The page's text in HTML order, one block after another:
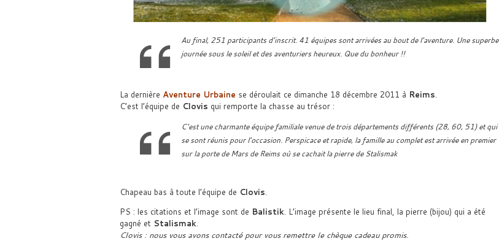
Au final, 251 participants d’inscrit. 41 équipes sont arrivées au bout de l’aventure. Une superbe
journée sous le soleil et des aventuriers heureux. Que du bonheur !!
La dernière Aventure Urbaine se déroulait ce dimanche 18 décembre 2011 à Reims.
C’est l’équipe de Clovis qui remporte la chasse au trésor :
C’est une charmante équipe familiale venue de trois départements différents (28, 60, 51) et qui
se sont réunis pour l’occasion. Perspicace et rapide, la famille au complet est arrivée en premier
sur la porte de Mars de Reims où se cachait la pierre de Stalismak
Chapeau bas à toute l’équipe de Clovis.
PS : les citations et l’image sont de Balistik. L’image présente le lieu final, la pierre (bijou) qui a été
gagné et Stalismak.
Clovis : nous vous avons contacté pour vous remettre le chèque cadeau promis.